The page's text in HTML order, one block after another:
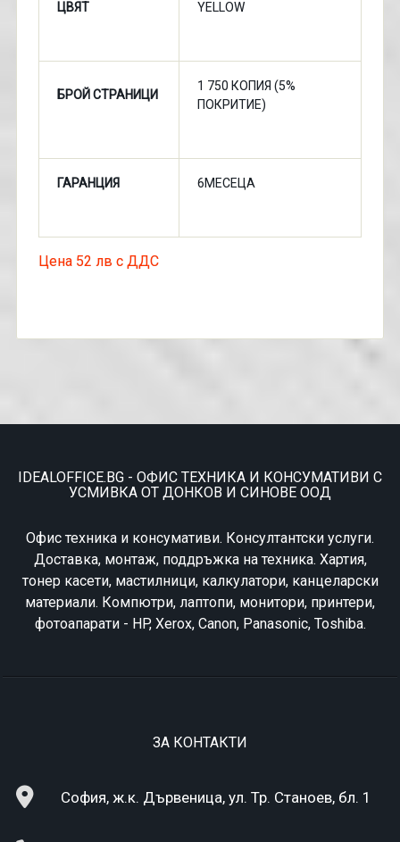
ЦВЯТ YELLOW
БРОЙ СТРАНИЦИ
1 750 КОПИЯ (5%
ПОКРИТИЕ)
ГАРАНЦИЯ 6МЕСЕЦА
Цена 52 лв с ДДС
IDEALOFFICE.BG - ОФИС ТЕХНИКА И КОНСУМАТИВИ С
УСМИВКА ОТ ДОНКОВ И СИНОВЕ ООД
Офис техника и консумативи. Консултантски услуги.
Доставка, монтаж, поддръжка на техника. Хартия,
тонер касети, мастилници, калкулатори, канцеларски
материали. Компютри, лаптопи, монитори, принтери,
фотоапарати - HP, Xerox, Canon, Panasonic, Toshiba.
ЗА КОНТАКТИ
София, ж.к. Дървеница, ул. Тр. Станоев, бл. 1